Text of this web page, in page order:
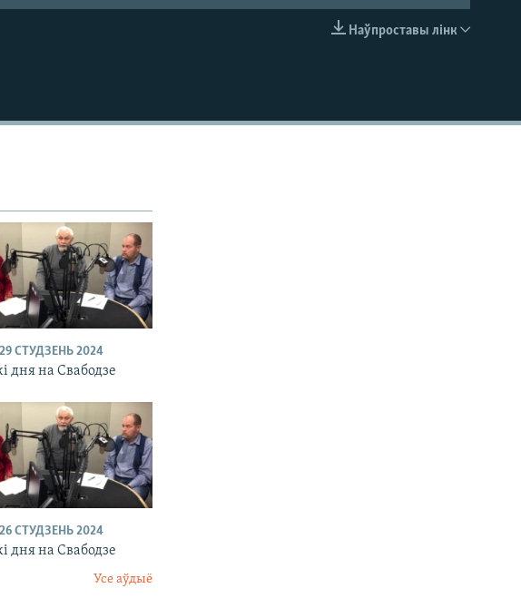
Наўпроставы лінк
СТУДЗЕНЬ 2024
дня на Свабодзе
СТУДЗЕНЬ 2024
дня на Свабодзе
Усе аўдыё